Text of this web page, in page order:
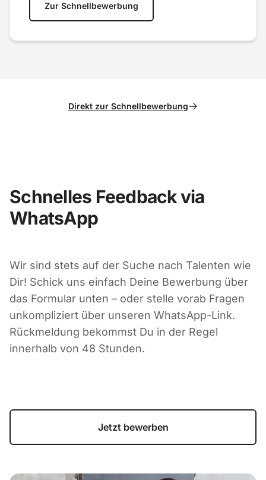
Zur Schnellbewerbung
Direkt zur Schnellbewerbung
Schnelles Feedback via
WhatsApp
Wir sind stets auf der Suche nach Talenten wie
Dir! Schick uns einfach Deine Bewerbung über
das Formular unten – oder stelle vorab Fragen
unkompliziert über unseren WhatsApp-Link.
Rückmeldung bekommst Du in der Regel
innerhalb von 48 Stunden.
Jetzt bewerben